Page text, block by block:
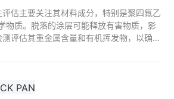
估主要关注其材料成分，特别是聚四氟乙
物质。脱落的涂层可能释放有害物质，影
评估其重金属含量和有机挥发物，以确定